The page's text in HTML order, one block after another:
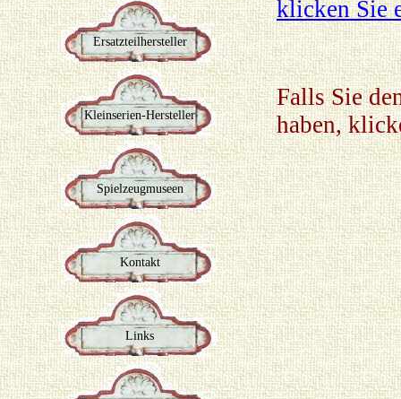
Ersatzteilhersteller
Kleinserien-Hersteller
Spielzeugmuseen
Kontakt
Links
klicken Sie
Falls Sie
haben,